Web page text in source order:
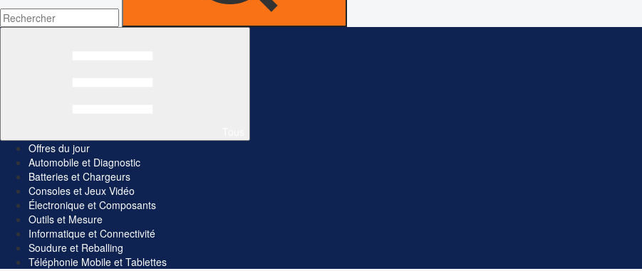
Offres du jour
Automobile et Diagnostic
Batteries et Chargeurs
Consoles et Jeux Vidéo
Électronique et Composants
Outils et Mesure
Informatique et Connectivité
Soudure et Reballing
Téléphonie Mobile et Tablettes